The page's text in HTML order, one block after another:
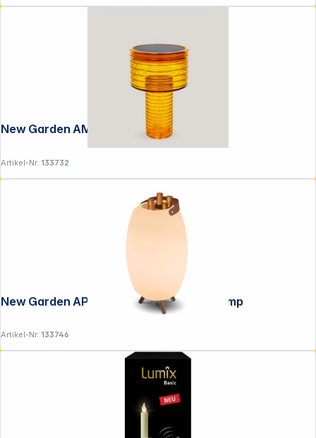
Artikel-Nr.:133732
New Garden APOLO 70 RECARGABLE Lamp
Artikel-Nr.:133746
Folgen Sie uns auf